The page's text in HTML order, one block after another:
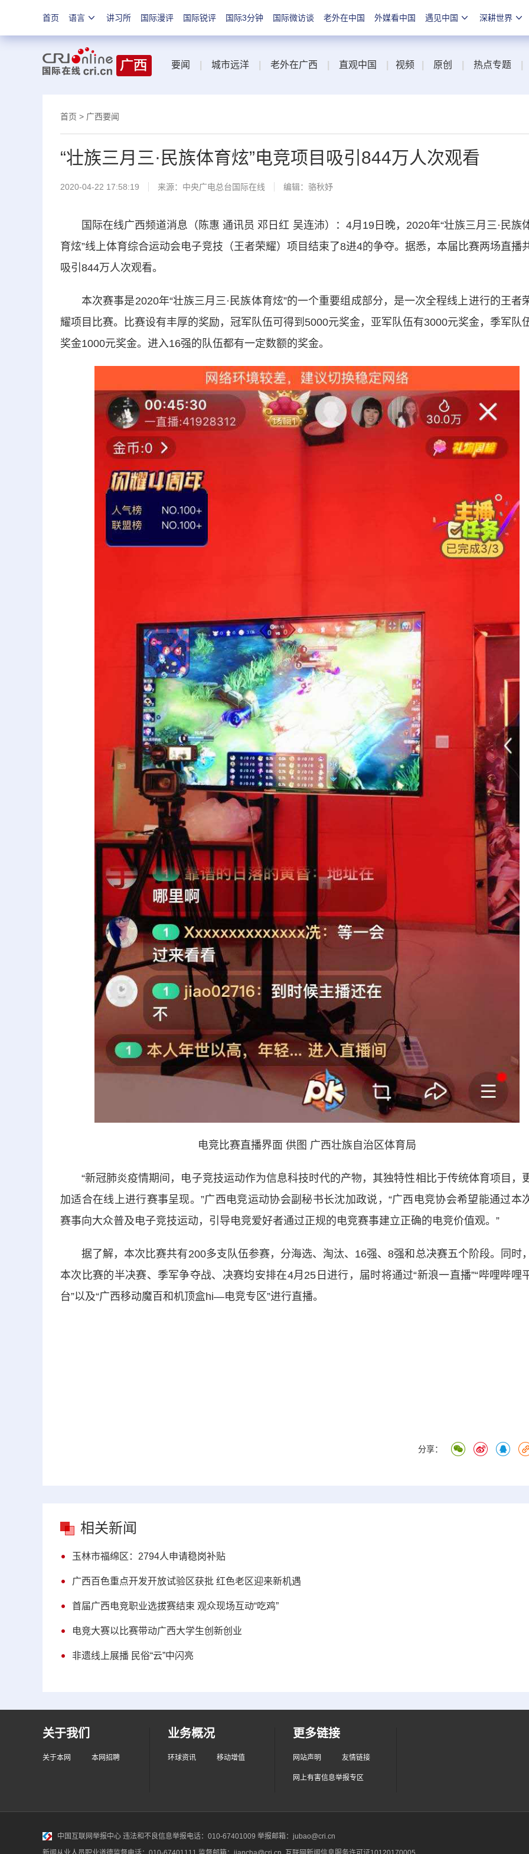
首页 语言 讲习所 国际漫评 国际锐评 国际3分钟 国际微访谈 老外在中国 外媒看中国 遇见中国 深耕世界
要闻 城市远洋 老外在广西 直观中国 视频 原创 热点专题
首页 > 广西要闻
“壮族三月三·民族体育炫”电竞项目吸引844万人次观看
2020-04-22 17:58:19 来源： 中央广电总台国际在线 编辑：骆秋妤
国际在线广西频道消息（陈惠 通讯员 邓日红 吴连沛）：4月19日晚，2020年“壮族三月三·民族
育炫”线上体育综合运动会电子竞技（王者荣耀）项目结束了8进4的争夺。据悉，本届比赛两场直播
吸引844万人次观看。
本次赛事是2020年“壮族三月三·民族体育炫”的一个重要组成部分，是一次全程线上进行的王者
耀项目比赛。比赛设有丰厚的奖励，冠军队伍可得到5000元奖金，亚军队伍有3000元奖金，季军队
奖金1000元奖金。进入16强的队伍都有一定数额的奖金。
电竞比赛直播界面 供图 广西壮族自治区体育局
“新冠肺炎疫情期间，电子竞技运动作为信息科技时代的产物，其独特性相比于传统体育项目，
加适合在线上进行赛事呈现。”广西电竞运动协会副秘书长沈加政说，“广西电竞协会希望能通过本
赛事向大众普及电子竞技运动，引导电竞爱好者通过正规的电竞赛事建立正确的电竞价值观。”
据了解，本次比赛共有200多支队伍参赛，分海选、淘汰、16强、8强和总决赛五个阶段。同时，
本次比赛的半决赛、季军争夺战、决赛均安排在4月25日进行，届时将通过“新浪一直播”“哔哩哔哩
台”以及“广西移动魔百和机顶盒hi—电竞专区”进行直播。
分享：
相关新闻
玉林市福绵区：2794人申请稳岗补贴
广西百色重点开发开放试验区获批 红色老区迎来新机遇
首届广西电竞职业选拔赛结束 观众现场互动“吃鸡”
电竞大赛以比赛带动广西大学生创新创业
非遗线上展播 民俗“云”中闪亮
关于我们
关于本网 本网招聘
业务概况
环球资讯 移动增值
更多链接
网站声明 友情链接
网上有害信息举报专区
中国互联网举报中心 违法和不良信息举报电话：010-67401009 举报邮箱：jubao@cri.cn